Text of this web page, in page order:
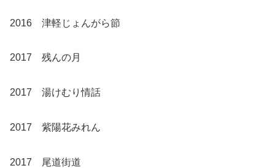
2016 津軽じょんがら節
2017 残んの月
2017 湯けむり情話
2017 紫陽花みれん
2017 尾道街道